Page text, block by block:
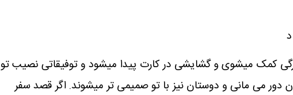
کمک میشوی و گشایشی در کارت پیدا میشود و توفیقاتی نصیب تو
دور می مانی و دوستان نیز با تو صمیمی تر میشوند. اگر قصد سفر